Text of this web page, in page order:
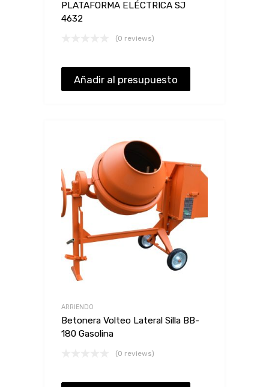
PLATAFORMA ELÉCTRICA SJ
4632
(0 reviews)
Añadir al presupuesto
ARRIENDO
Betonera Volteo Lateral Silla BB-
180 Gasolina
(0 reviews)